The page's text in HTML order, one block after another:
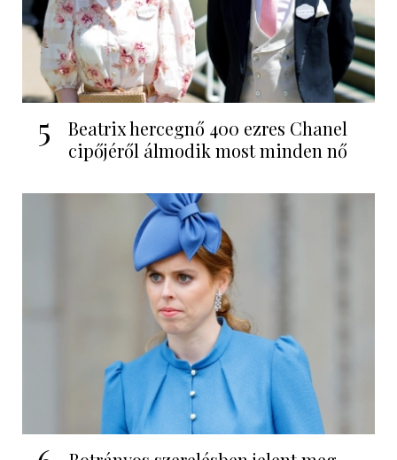
5
Beatrix hercegnő 400 ezres Chanel
cipőjéről álmodik most minden nő